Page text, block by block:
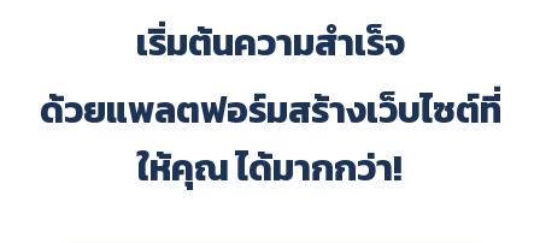
เริ่มต้นความสำเร็จ
ด้วยแพลตฟอร์มสร้างเว็บไซต์ที่
ให้คุณ ได้มากกว่า!